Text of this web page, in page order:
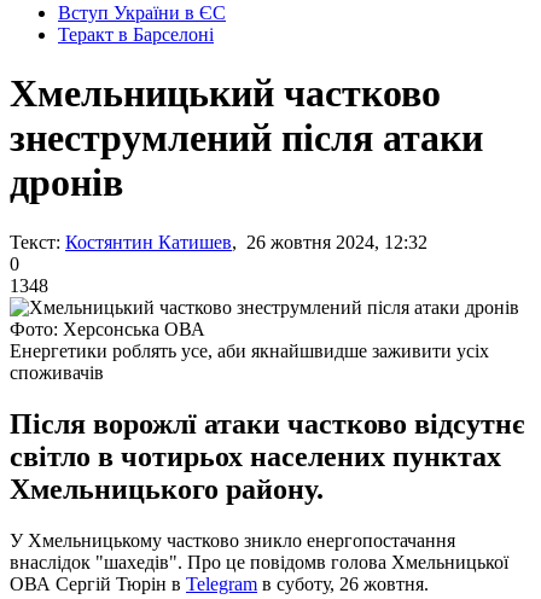
Вступ України в ЄС
Теракт в Барселоні
Хмельницький частково
знеструмлений після атаки
дронів
Текст: Костянтин Катишев, 26 жовтня 2024, 12:32
0
1348
Фото: Херсонська ОВА
Енергетики роблять усе, аби якнайшвидше заживити усіх
споживачів
Після ворожлї атаки частково відсутнє
світло в чотирьох населених пунктах
Хмельницького району.
У Хмельницькому частково зникло енергопостачання
внаслідок "шахедів". Про це повідомв голова Хмельницької
ОВА Сергій Тюрін в Telegram в суботу, 26 жовтня.